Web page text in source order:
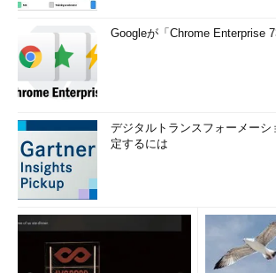
Googleが「Chrome Enterprise
デジタルトランスフォーメーシ
定するには